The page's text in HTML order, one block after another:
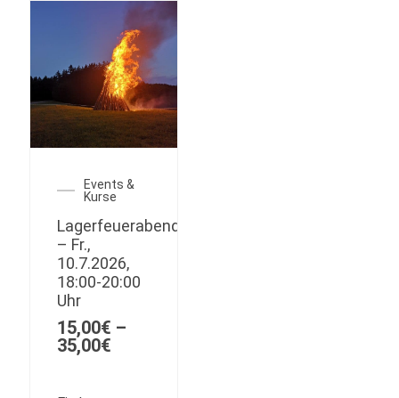
Varianten
auf.
Die
Optionen
können
auf
der
Produktseite
gewählt
Events &
Kurse
Lagerfeuerabend
– Fr.,
10.7.2026,
18:00-20:00
Uhr
15,00€ –
35,00€